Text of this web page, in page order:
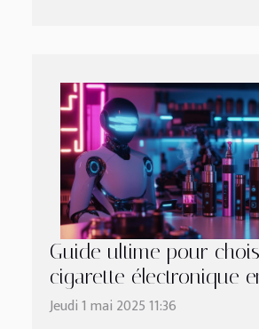
Guide ultime pour
cigarette électronique
Jeudi 1 mai 2025 11:36